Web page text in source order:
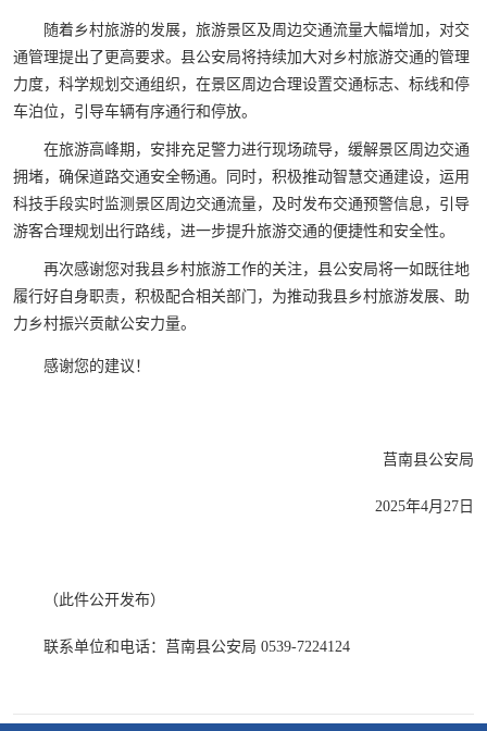
随着乡村旅游的发展，旅游景区及周边交通流量大幅增加，对交
通管理提出了更高要求。县公安局将持续加大对乡村旅游交通的管理
力度，科学规划交通组织，在景区周边合理设置交通标志、标线和停
车泊位，引导车辆有序通行和停放。
在旅游高峰期，安排充足警力进行现场疏导，缓解景区周边交通
拥堵，确保道路交通安全畅通。同时，积极推动智慧交通建设，运用
科技手段实时监测景区周边交通流量，及时发布交通预警信息，引导
游客合理规划出行路线，进一步提升旅游交通的便捷性和安全性。
再次感谢您对我县乡村旅游工作的关注，县公安局将一如既往地
履行好自身职责，积极配合相关部门，为推动我县乡村旅游发展、助
力乡村振兴贡献公安力量。
感谢您的建议！
莒南县公安局
2025年4月27日
（此件公开发布）
联系单位和电话：莒南县公安局 0539-7224124